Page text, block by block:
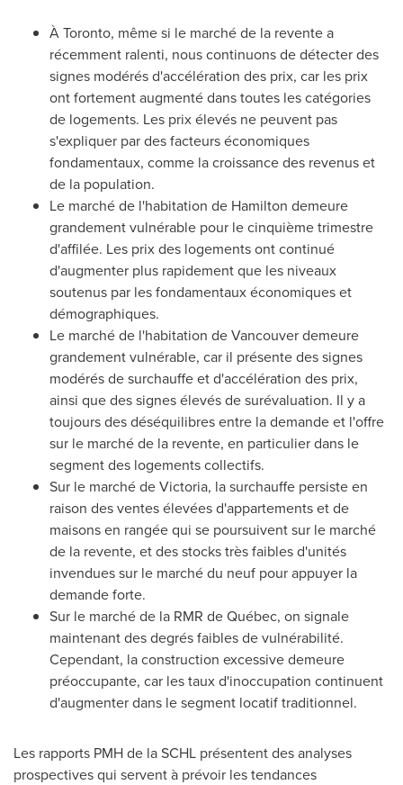
ÀToronto, même si le marché de la revente a
récemment ralenti, nous continuons de détecter des
signes modérés d'accélération des prix, car les prix
ont fortement augmenté dans toutes les catégories
de logements. Les prix élevés ne peuvent pas
s'expliquer par des facteurs économiques
fondamentaux, comme la croissance des revenus et
de la population.
Le marché de l'habitation de Hamilton demeure
grandement vulnérable pour le cinquième trimestre
d'affilée. Les prix des logements ont continué
d'augmenter plus rapidement que les niveaux
soutenus par les fondamentaux économiques et
démographiques.
Le marché de l'habitation deVancouverdemeure
grandement vulnérable, car il présente des signes
modérés de surchauffe et d'accélération des prix,
ainsi que des signes élevés de surévaluation. Il y a
toujours des déséquilibres entre la demande et l'offre
sur le marché de la revente, en particulier dans le
segment des logements collectifs.
Sur le marché deVictoria, la surchauffe persiste en
raison des ventes élevées d'appartements et de
maisons en rangée qui se poursuivent sur le marché
de la revente, et des stocks très faibles d'unités
invendues sur le marché du neuf pour appuyer la
demande forte.
Sur le marché de la RMR de Québec, on signale
maintenant des degrés faibles de vulnérabilité.
Cependant, la construction excessive demeure
préoccupante, car les taux d'inoccupation continuent
d'augmenter dans le segment locatif traditionnel.
Les rapports PMH de la SCHL présentent des analyses
prospectives qui servent à prévoir les tendances